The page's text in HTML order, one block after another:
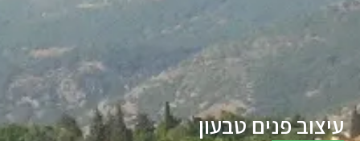
עיצוב פנים טבעון